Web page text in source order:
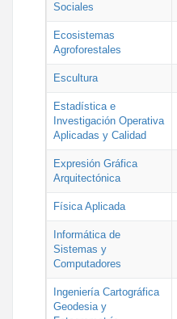
Sociales
Ecosistemas
Agroforestales
Escultura
Estadística e
Investigación Operativa
Aplicadas y Calidad
Expresión Gráfica
Arquitectónica
Física Aplicada
Informática de
Sistemas y
Computadores
Ingeniería Cartográfica
Geodesia y